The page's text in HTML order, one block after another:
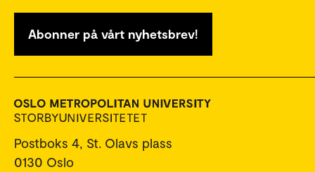
Abonner på vårt nyhetsbrev!
Postboks 4, St. Olavs plass
0130 Oslo